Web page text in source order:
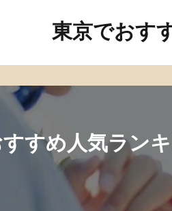
東京でおす
すめ人気ラン